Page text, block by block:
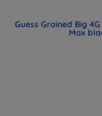
Guess Grained Big
Max